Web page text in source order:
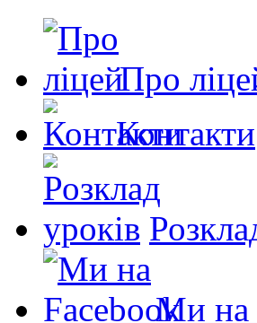
Про
Контакти
Ми на